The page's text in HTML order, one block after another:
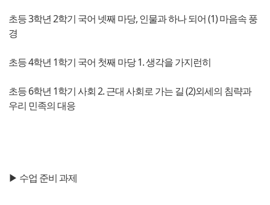
초등 3학년 2학기 국어 넷째 마당, 인물과 하나 되어 (1) 마음속 풍
경
초등 4학년 1학기 국어 첫째 마당 1. 생각을 가지런히
초등 6학년 1학기 사회 2. 근대 사회로 가는 길 (2)외세의 침략과
우리 민족의 대응
▶ 수업 준비 과제